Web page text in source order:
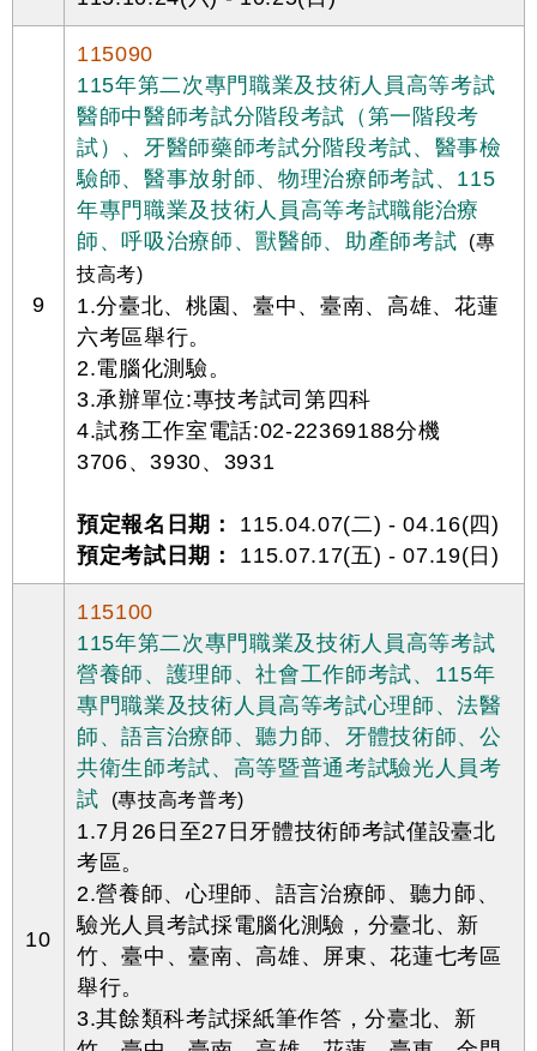
9
115090
115年第二次專門職業及技術人員高等考試
醫師中醫師考試分階段考試（第一階段考
試）、牙醫師藥師考試分階段考試、醫事檢
驗師、醫事放射師、物理治療師考試、115
年專門職業及技術人員高等考試職能治療
師、呼吸治療師、獸醫師、助產師考試
(專
技高考)
1.分臺北、桃園、臺中、臺南、高雄、花蓮
六考區舉行。
2.電腦化測驗。
3.承辦單位:專技考試司第四科
4.試務工作室電話:02-22369188分機
3706、3930、3931
預定報名日期：
115.04.07(二) - 04.16(四)
預定考試日期：
115.07.17(五) - 07.19(日)
10
115100
115年第二次專門職業及技術人員高等考試
營養師、護理師、社會工作師考試、115年
專門職業及技術人員高等考試心理師、法醫
師、語言治療師、聽力師、牙體技術師、公
共衛生師考試、高等暨普通考試驗光人員考
試
(專技高考普考)
1.7月26日至27日牙體技術師考試僅設臺北
考區。
2.營養師、心理師、語言治療師、聽力師、
驗光人員考試採電腦化測驗，分臺北、新
竹、臺中、臺南、高雄、屏東、花蓮七考區
舉行。
3.其餘類科考試採紙筆作答，分臺北、新